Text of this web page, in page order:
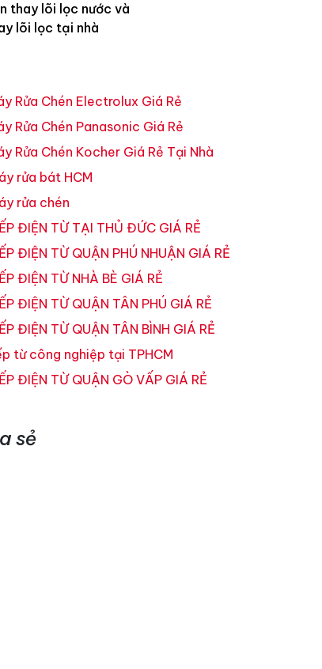
thay lõi lọc nước và
lõi lọc tại nhà
Rửa Chén Electrolux Giá Rẻ
Rửa Chén Panasonic Giá Rẻ
Rửa Chén Kocher Giá Rẻ Tại Nhà
rửa bát HCM
rửa chén
ĐIỆN TỪ TẠI THỦ ĐỨC GIÁ RẺ
ĐIỆN TỪ QUẬN PHÚ NHUẬN GIÁ RẺ
ĐIỆN TỪ NHÀ BÈ GIÁ RẺ
ĐIỆN TỪ QUẬN TÂN PHÚ GIÁ RẺ
ĐIỆN TỪ QUẬN TÂN BÌNH GIÁ RẺ
từ công nghiệp tại TPHCM
ĐIỆN TỪ QUẬN GÒ VẤP GIÁ RẺ
sẻ